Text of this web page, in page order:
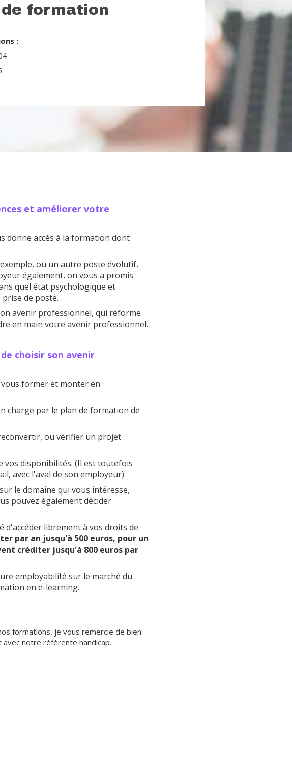
formation
:
et améliorer votre
donne accès à la formation dont
ou un autre poste évolutif,
également, on vous a promis
quel état psychologique et
de poste.
avenir professionnel, qui réforme
en main votre avenir professionnel.
choisir son avenir
former et monter en
charge par le plan de formation de
ou vérifier un projet
vos disponibilités. (Il est toutefois
avec l'aval de son employeur).
le domaine qui vous intéresse,
pouvez également décider
d'accéder librement à vos droits de
par an jusqu'à 500 euros, pour un
créditer jusqu'à 800 euros par
employabilité sur le marché du
en e-learning.
formations, je vous remercie de bien
notre référente handicap.